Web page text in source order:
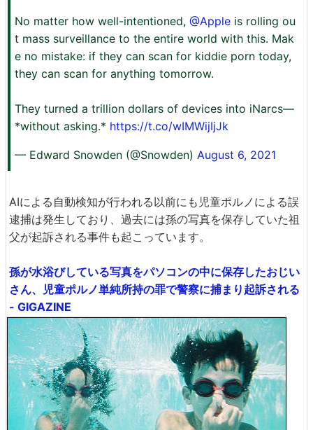
No matter how well-intentioned, @Apple is rolling ou
t mass surveillance to the entire world with this. Mak
e no mistake: if they can scan for kiddie porn today,
they can scan for anything tomorrow.
They turned a trillion dollars of devices into iNarcs—
*without asking.* https://t.co/wIMWijIjJk
— Edward Snowden (@Snowden) August 6, 2021
AIによる自動検知が行われる以前にも児童ポルノによる誤
逮捕は発生しており、過去には孫の写真を保存していた祖
父が起訴される事件も起こっています。
孫が水浴びしている写真をパソコンの中に保存したおじい
さん、児童ポルノ単純所持の罪で警察に捕まり起訴される
- GIGAZINE